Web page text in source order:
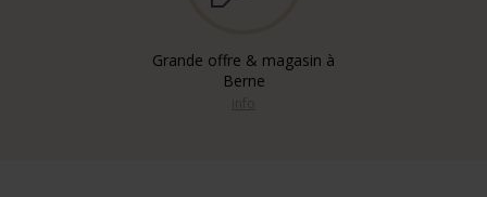
Grande offre & magasin à
Berne